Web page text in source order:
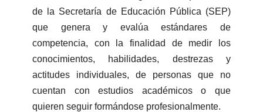
de la Secretaría de Educación Pública (SEP)
que genera y evalúa estándares de
competencia, con la finalidad de medir los
conocimientos, habilidades, destrezas y
actitudes individuales, de personas que no
cuentan con estudios académicos o que
quieren seguir formándose profesionalmente.